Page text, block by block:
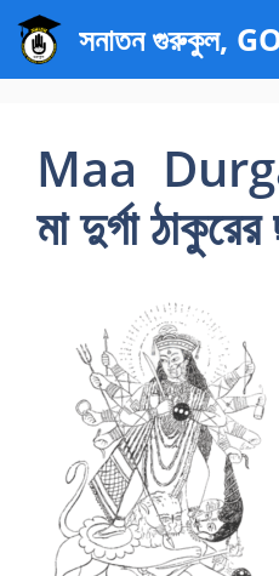
এড়িেয়
লেখায়
যান
সনাতন গুরুকুল,
Maa
মা দুর্গা